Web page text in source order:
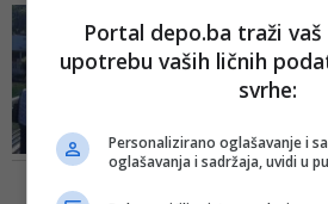
Portal depo.ba traži
upotrebu vaših ličnih
svrhe:
Personalizirano oglašavanje i
oglašavanja i sadržaja, uvidi u